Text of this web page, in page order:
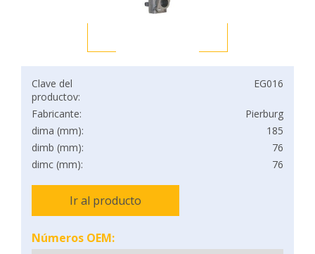
Clave del
productov:
EG016
Fabricante:
Pierburg
dima (mm):
185
dimb (mm):
76
dimc (mm):
76
Ir al producto
Números OEM: